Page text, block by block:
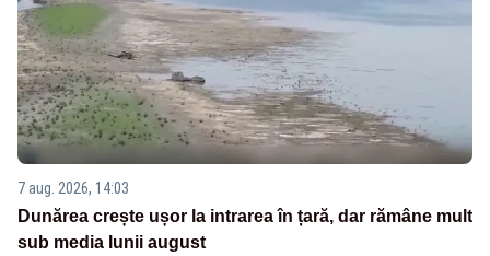
7 aug. 2026, 14:03
Dunărea crește ușor la intrarea în țară, dar rămâne mult
sub media lunii august